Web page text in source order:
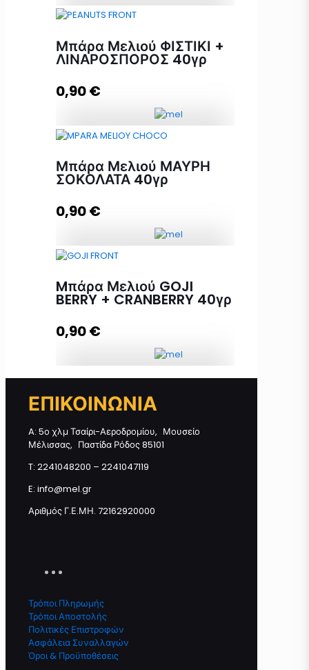
40γρ ποσότητα
Προσθήκη στο καλάθι
Μπάρα Μελιού ΦΙΣΤΙΚΙ +
ΛΙΝΑΡΟΣΠΟΡΟΣ 40γρ
0,90€
ΛΙΝΑΡΟΣΠΟΡΟΣ 40γρ ποσότητα
Προσθήκη στο καλάθι
Μπάρα Μελιού ΜΑΥΡΗ
ΣΟΚΟΛΑΤΑ 40γρ
0,90€
40γρ ποσότητα
Προσθήκη στο καλάθι
Mπάρα Μελιού GOJI
BERRY + CRANBERRY 40γρ
0,90€
CRANBERRY 40γρ ποσότητα
ΕΠΙΚΟΙΝΩΝΙΑ
A: 5ο χλμ Τσαίρι-Αεροδρομίου, Μουσείο
Μέλισσας, Παστίδα Ρόδος 85101
T: 2241048200 – 2241047119
E: info@mel.gr
Αριθμός Γ.Ε.ΜΗ. 72162920000
Τρόποι Πληρωμής
Τρόποι Αποστολής
Πολιτικές Επιστροφών
Ασφάλεια Συναλλαγών
Όροι & Προϋποθέσεις